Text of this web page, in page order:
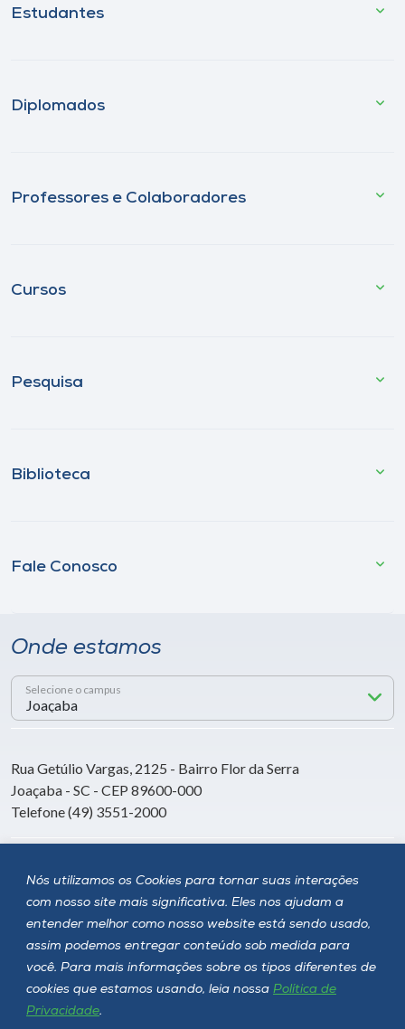
Nós utilizamos os Cookies para tornar suas interações
com nosso site mais significativa. Eles nos ajudam a
entender melhor como nosso website está sendo usado,
assim podemos entregar conteúdo sob medida para
você. Para mais informações sobre os tipos diferentes de
cookies que estamos usando, leia nossa Política de
Privacidade.
Estudantes
Diplomados
Professores e Colaboradores
Cursos
Pesquisa
Biblioteca
Fale Conosco
Onde estamos
Selecione o campus
Rua Getúlio Vargas, 2125 - Bairro Flor da Serra
Joaçaba - SC - CEP 89600-000
Telefone (49) 3551-2000
Siga a Unoesc